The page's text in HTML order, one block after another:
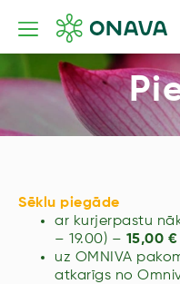
Sēklu piegāde
ar kurjerpastu
– 19.00) – 15,00 €
uz OMNIVA
atkarīgs no